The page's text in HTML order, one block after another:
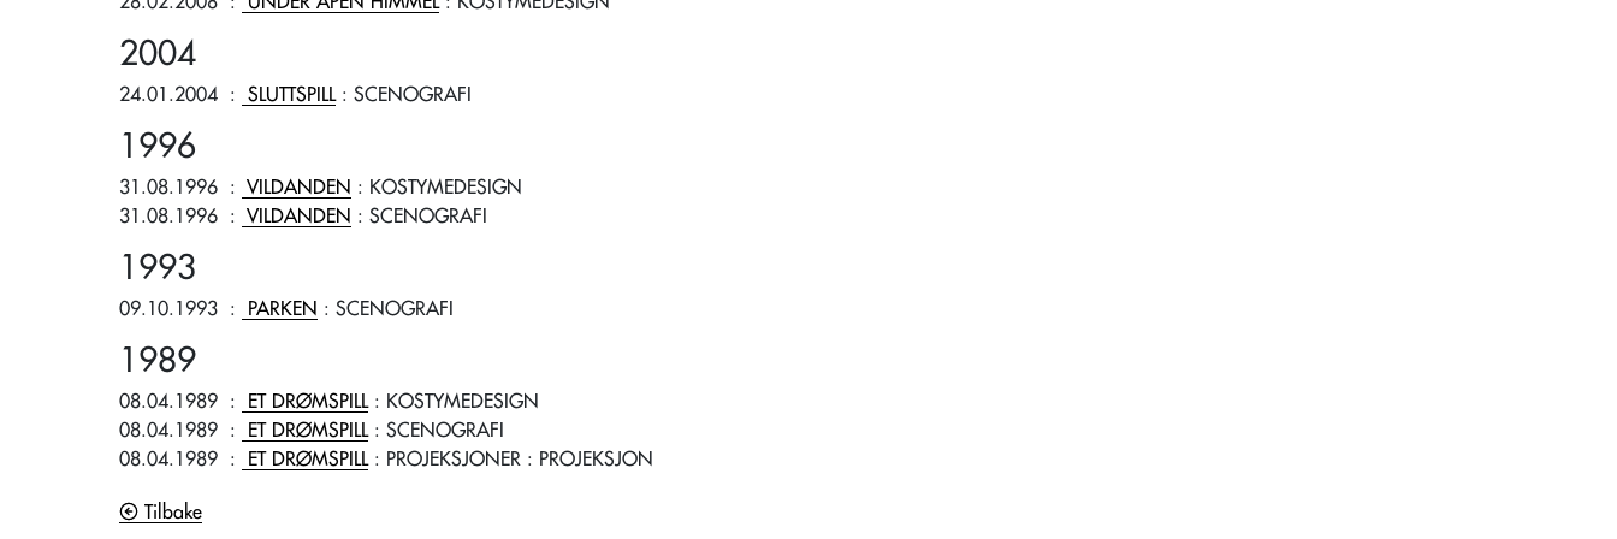
2004
24.01.2004 : SLUTTSPILL: SCENOGRAFI
1996
31.08.1996 : VILDANDEN : KOSTYMEDESIGN
31.08.1996 : VILDANDEN : SCENOGRAFI
1993
09.10.1993 : PARKEN : SCENOGRAFI
1989
08.04.1989 : ET DRØMSPILL: KOSTYMEDESIGN
08.04.1989 : ET DRØMSPILL: SCENOGRAFI
08.04.1989 : ET DRØMSPILL: PROJEKSJONER : PROJEKSJON
Tilbake